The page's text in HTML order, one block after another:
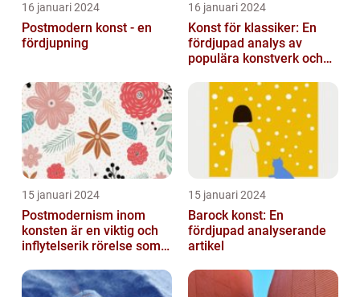
16 januari 2024
Postmodern konst - en
fördjupning
16 januari 2024
Konst för klassiker: En
fördjupad analys av
populära konstverk och
15 januari 2024
Postmodernism inom
konsten är en viktig och
inflytelserik rörelse som
normer o...
15 januari 2024
Barock konst: En
fördjupad analyserande
artikel